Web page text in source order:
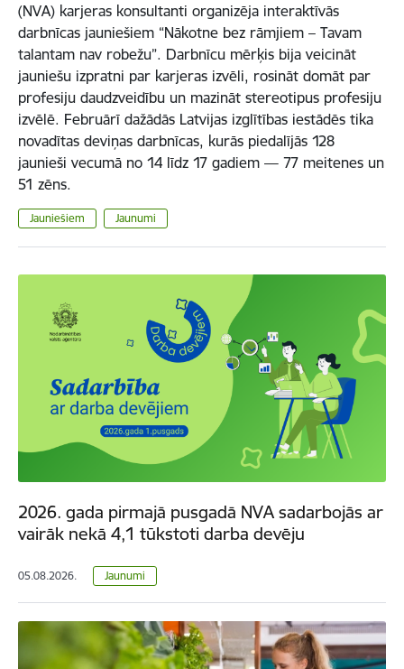
(NVA) karjeras konsultanti organizēja interaktīvās
darbnīcas jauniešiem “Nākotne bez rāmjiem – Tavam
talantam nav robežu”. Darbnīcu mērķis bija veicināt
jauniešu izpratni par karjeras izvēli, rosināt domāt par
profesiju daudzveidību un mazināt stereotipus profesiju
izvēlē. Februārī dažādās Latvijas izglītības iestādēs tika
novadītas deviņas darbnīcas, kurās piedalījās 128
jaunieši vecumā no 14 līdz 17 gadiem — 77 meitenes un
51 zēns.
Jauniešiem Jaunumi
2026. gada pirmajā pusgadā NVA sadarbojās ar
vairāk nekā 4,1 tūkstoti darba devēju
05.08.2026. Jaunumi